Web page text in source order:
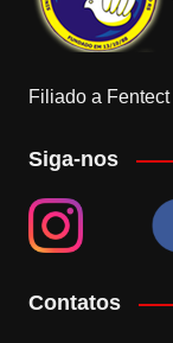
Filiado a Fentect
Siga-nos
Contatos